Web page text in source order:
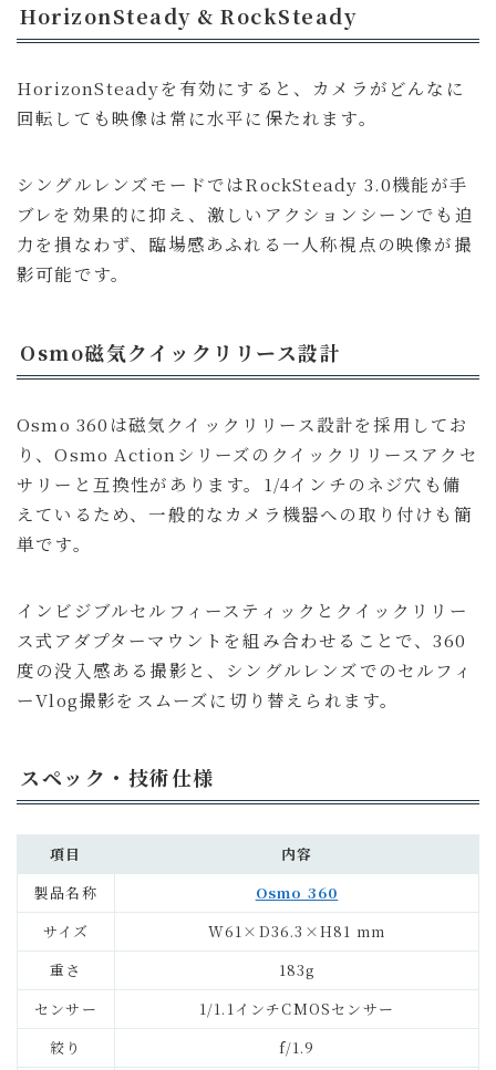
HorizonSteady & RockSteady
HorizonSteadyを有効にすると、カメラがどんなに
回転しても映像は常に水平に保たれます。
シングルレンズモードではRockSteady 3.0機能が手
ブレを効果的に抑え、激しいアクションシーンでも迫
力を損なわず、臨場感あふれる一人称視点の映像が撮
影可能です。
Osmo磁気クイックリリース設計
Osmo 360は磁気クイックリリース設計を採用してお
り、Osmo Actionシリーズのクイックリリースアクセ
サリーと互換性があります。1/4インチのネジ穴も備
えているため、一般的なカメラ機器への取り付けも簡
単です。
インビジブルセルフィースティックとクイックリリー
ス式アダプターマウントを組み合わせることで、360
度の没入感ある撮影と、シングルレンズでのセルフィ
ーVlog撮影をスムーズに切り替えられます。
スペック・技術仕様
項目
内容
製品名称
Osmo 360
サイズ
W61×D36.3×H81 mm
重さ
183g
センサー
1/1.1インチCMOSセンサー
絞り
f/1.9